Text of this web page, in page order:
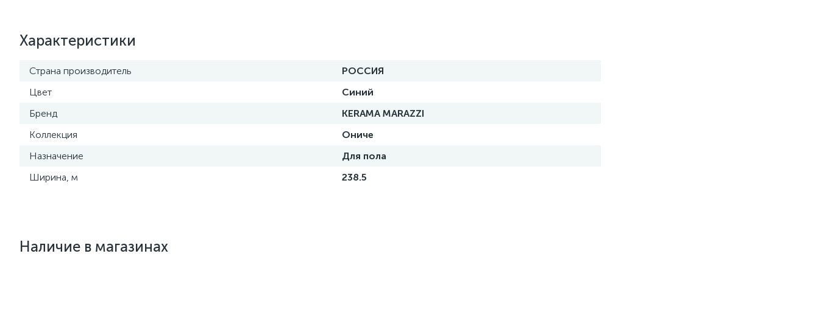
Характеристики
Страна производитель
РОССИЯ
Цвет
Синий
Бренд
KERAMA MARAZZI
Коллекция
Ониче
Назначение
Для пола
Ширина, м
238.5
Наличие в магазинах